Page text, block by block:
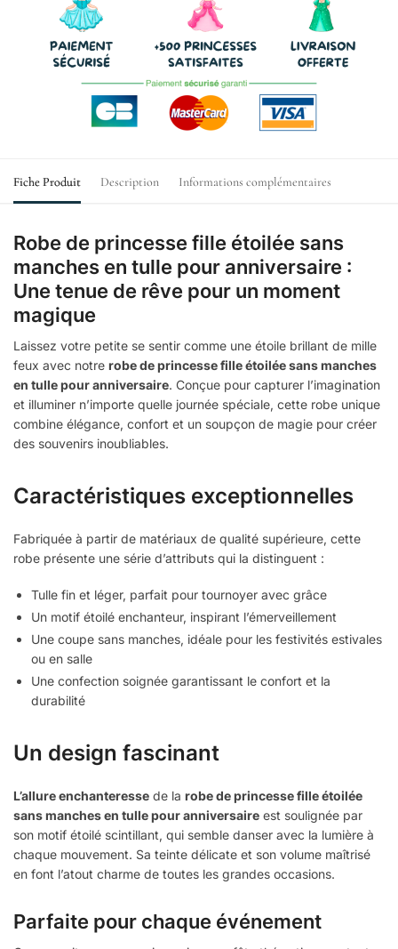
Fiche Produit Description Informations complémentaires
Robe de princesse fille étoilée sans
manches en tulle pour anniversaire :
Une tenue de rêve pour un moment
magique
Laissez votre petite se sentir comme une étoile brillant de mille
feux avec notre robe de princesse fille étoilée sans manches
en tulle pour anniversaire. Conçue pour capturer l’imagination
et illuminer n’importe quelle journée spéciale, cette robe unique
combine élégance, confort et un soupçon de magie pour créer
des souvenirs inoubliables.
Caractéristiques exceptionnelles
Fabriquée à partir de matériaux de qualité supérieure, cette
robe présente une série d’attributs qui la distinguent :
Tulle fin et léger, parfait pour tournoyer avec grâce
Un motif étoilé enchanteur, inspirant l’émerveillement
Une coupe sans manches, idéale pour les festivités estivales
ou en salle
Une confection soignée garantissant le confort et la
durabilité
Un design fascinant
L’allure enchanteresse de la robe de princesse fille étoilée
sans manches en tulle pour anniversaire est soulignée par
son motif étoilé scintillant, qui semble danser avec la lumière à
chaque mouvement. Sa teinte délicate et son volume maîtrisé
en font l’atout charme de toutes les grandes occasions.
Parfaite pour chaque événement